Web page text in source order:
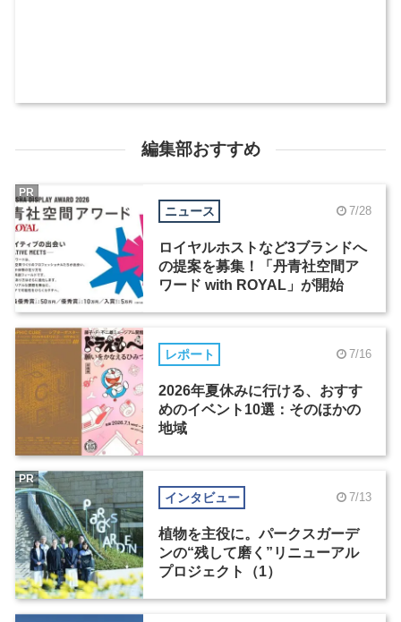
編集部おすすめ
ニュース 7/28
ロイヤルホストなど3ブランドへ
の提案を募集！「丹青社空間ア
ワード with ROYAL」が開始
PR
レポート 7/16
2026年夏休みに行ける、おすす
めのイベント10選：そのほかの
地域
インタビュー 7/13
植物を主役に。パークスガーデ
ンの“残して磨く”リニューアル
プロジェクト（1）
PR